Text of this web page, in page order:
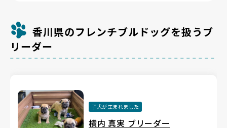
香川県のフレンチブルドッグを扱うブ
リーダー
子犬が生まれました
横内 真実 ブリーダー